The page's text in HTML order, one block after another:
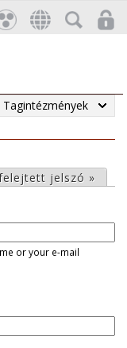
Tagintézmények
jelszó »
or your e-mail